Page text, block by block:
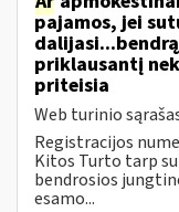
pajamos, jei
priklausantį
priteisia
Web turinio
Registracijos
Kitos Turto tarp
bendrosios
esamo...